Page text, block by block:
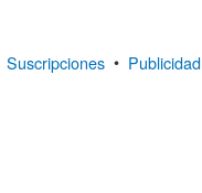
Suscripciones • Publicidad